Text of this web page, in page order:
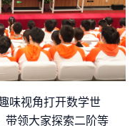
味视角打开数学世
带领大家探索二阶等